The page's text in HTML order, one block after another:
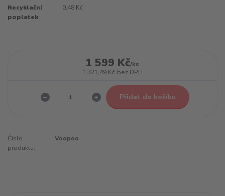
Recyklační
poplatek
0,48 Kč
1 599 Kč/ks
1 321,49 Kč bez DPH
Přidat do košíku
Číslo
produktu:
Voopoo